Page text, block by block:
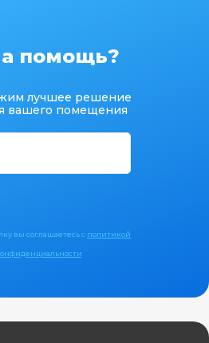
помощь?
лучшее решение
вашего помещения
вы соглашаетесь с политикой